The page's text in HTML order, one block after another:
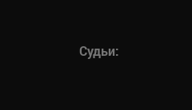
Судьи: